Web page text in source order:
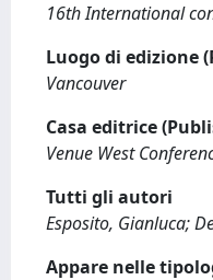
16th International
Luogo di edizione
Vancouver
Casa editrice
Venue West
Tutti gli autori
Esposito, Gianluca;
Appare nelle